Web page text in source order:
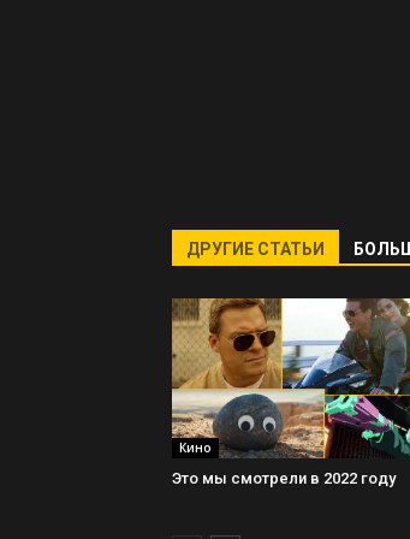
ДРУГИЕ СТАТЬИ
Кино
Это мы смотрели в 2022 году